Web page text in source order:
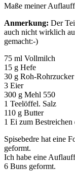
Maße meiner
Anmerkung: Der
auch nicht wirklich
gemacht:-)
75 ml Vollmilch
15 g Hefe
30 g Roh-Rohrzucker
3 Eier
300 g Mehl 550
1 Teelöffel. Salz
110 g Butter
1 Ei zum
Spisebedre hat eine
geformt.
Ich habe eine
6 Buns geformt.